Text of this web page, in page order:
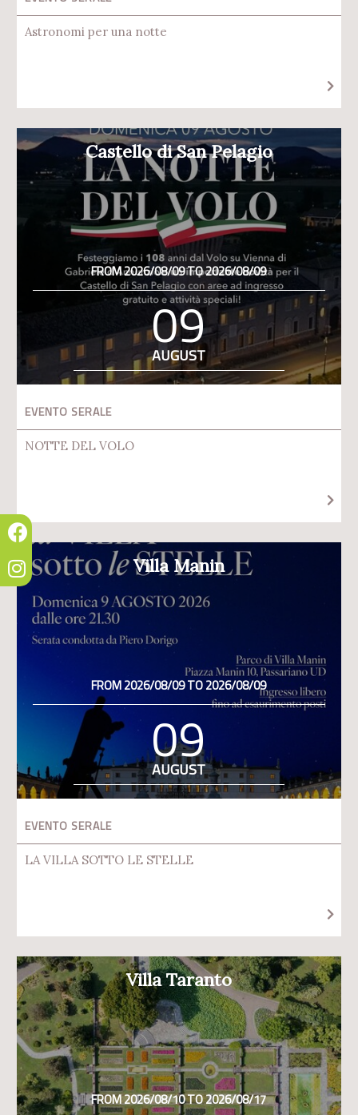
Astronomi per una notte
Castello di San Pelagio
FROM 2026/08/09 TO 2026/08/09
09
AUGUST
EVENTO SERALE
NOTTE DEL VOLO
Villa Manin
FROM 2026/08/09 TO 2026/08/09
09
AUGUST
EVENTO SERALE
LA VILLA SOTTO LE STELLE
Villa Taranto
FROM 2026/08/10 TO 2026/08/17